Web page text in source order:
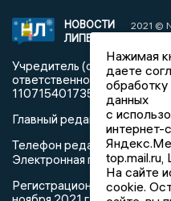
НОВОСТИ
ЛИПЕЦКА
2021 ©
Учредитель
ответственностью
1107154017354)
Главный редактор: Герцог
Телефон редакции: +7 903
Электронная почта
Регистрационный номер:
Нажимая
даете
данных
с
интернет-
top.mail.ru,
На сайте
cookie.